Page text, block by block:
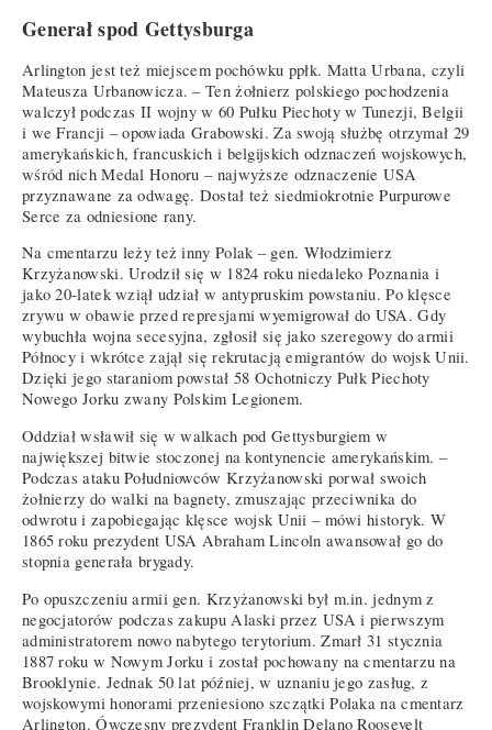
Generał spod Gettysburga
Arlington jest też miejscem pochówku ppłk. Matta Urbana, czyli
Mateusza Urbanowicza. – Ten żołnierz polskiego pochodzenia
walczył podczas II wojny w 60 Pułku Piechoty w Tunezji, Belgii
i we Francji – opowiada Grabowski. Za swoją służbę otrzymał 29
amerykańskich, francuskich i belgijskich odznaczeń wojskowych,
wśród nich Medal Honoru – najwyższe odznaczenie USA
przyznawane za odwagę. Dostał też siedmiokrotnie Purpurowe
Serce za odniesione rany.
Na cmentarzu leży też inny Polak – gen. Włodzimierz
Krzyżanowski. Urodził się w 1824 roku niedaleko Poznania i
jako 20-latek wziął udział w antypruskim powstaniu. Po klęsce
zrywu w obawie przed represjami wyemigrował do USA. Gdy
wybuchła wojna secesyjna, zgłosił się jako szeregowy do armii
Północy i wkrótce zajął się rekrutacją emigrantów do wojsk Unii.
Dzięki jego staraniom powstał 58 Ochotniczy Pułk Piechoty
Nowego Jorku zwany Polskim Legionem.
Oddział wsławił się w walkach pod Gettysburgiem w
największej bitwie stoczonej na kontynencie amerykańskim. –
Podczas ataku Południowców Krzyżanowski porwał swoich
żołnierzy do walki na bagnety, zmuszając przeciwnika do
odwrotu i zapobiegając klęsce wojsk Unii – mówi historyk. W
1865 roku prezydent USA Abraham Lincoln awansował go do
stopnia generała brygady.
Po opuszczeniu armii gen. Krzyżanowski był m.in. jednym z
negocjatorów podczas zakupu Alaski przez USA i pierwszym
administratorem nowo nabytego terytorium. Zmarł 31 stycznia
1887 roku w Nowym Jorku i został pochowany na cmentarzu na
Brooklynie. Jednak 50 lat później, w uznaniu jego zasług, z
wojskowymi honorami przeniesiono szczątki Polaka na cmentarz
Arlington. Ówczesny prezydent Franklin Delano Roosevelt